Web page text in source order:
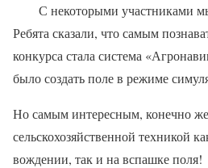
С некоторыми участниками
Ребята сказали, что самым
конкурса стала система
было создать поле в режиме
Но самым интересным, конечно
сельскохозяйственной техникой
вождении, так и на вспашке поля!